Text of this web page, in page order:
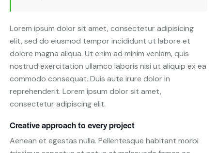
Lorem ipsum dolor sit amet, consectetur adipisicing
elit, sed do eiusmod tempor incididunt ut labore et
dolore magna aliqua. Ut enim ad minim veniam, quis
nostrud exercitation ullamco laboris nisi ut aliquip ex ea
commodo consequat. Duis aute irure dolor in
reprehenderit. Lorem ipsum dolor sit amet,
consectetur adipiscing elit.
Creative approach to every project
Aenean et egestas nulla. Pellentesque habitant morbi